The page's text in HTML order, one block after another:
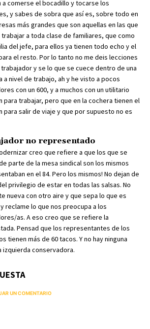
a comerse el bocadillo y tocarse los
y sabes de sobra que así es, sobre todo en
más grandes que son aquellas en las que
a toda clase de familiares, que como
del jefe, para ellos ya tienen todo echo y el
el resto. Por lo tanto no me deis lecciones
y se lo que se cuece dentro de una
a nivel de trabajo, ah y he visto a pocos
con un 600, y a muchos con un utilitario
para trabajar, pero que en la cochera tienen el
para salir de viaje y que por supuesto no es
no representado
creo que refiere a que los que se
parte de la mesa sindical son los mismos
en el 84. Pero los mismos! No dejan de
privilegio de estar en todas las salsas. No
nueva con otro aire y que sepa lo que es
reclame lo que nos preocupa a los
as. A eso creo que se refiere la
Pensad que los representantes de los
tienen más de 60 tacos. Y no hay ninguna
izquierda conservadora.
UN COMENTARIO